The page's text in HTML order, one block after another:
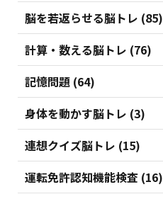
脳を若返らせる脳トレ (85)
計算・数える脳トレ (76)
記憶問題 (64)
身体を動かす脳トレ (3)
連想クイズ脳トレ (15)
運転免許認知機能検査 (16)